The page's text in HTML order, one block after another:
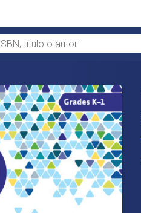
título o autor